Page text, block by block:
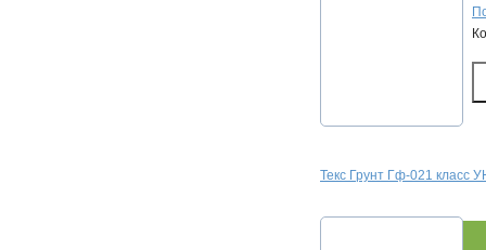
Текс Грунт Гф-021 класс